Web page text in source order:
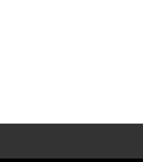
多種類のレッスンで